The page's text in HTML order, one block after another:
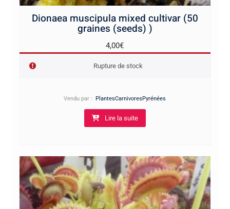
Dionaea muscipula mixed cultivar (50
graines (seeds) )
4,00€
Rupture de stock
Vendu par :PlantesCarnivoresPyrénées
Lire la suite